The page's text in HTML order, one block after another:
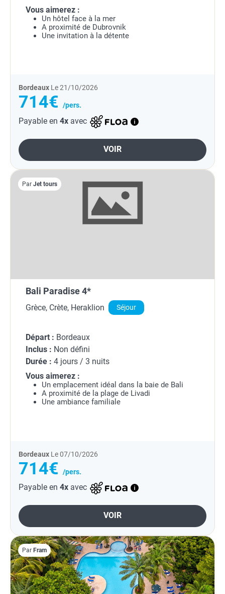
Vous aimerez :
Un hôtel face à la mer
A proximité de Dubrovnik
Une invitation à la détente
Bordeaux Le 21/10/2026
714€ /pers.
Payable en 4x avec
VOIR
Par Jet tours
Bali Paradise 4*
Grèce, Crète, Heraklion Séjour
Départ : Bordeaux
Inclus : Non défini
Durée : 4 jours / 3 nuits
Vous aimerez :
Un emplacement idéal dans la baie de Bali
A proximité de la plage de Livadi
Une ambiance familiale
Bordeaux Le 07/10/2026
714€ /pers.
Payable en 4x avec
VOIR
Par Fram